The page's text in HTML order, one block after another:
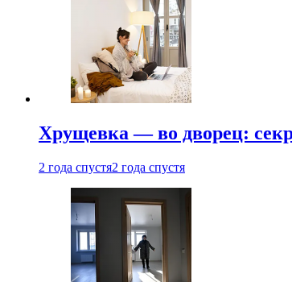
Хрущевка — во дворец:
2 года спустя2 года спустя